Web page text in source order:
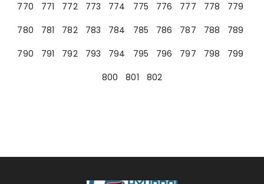
770
771 772 773 774 775 776 777 778
779
780
781 782 783 784 785 786 787 788
789
790
791 792 793 794 795 796 797 798
799
800
801 802